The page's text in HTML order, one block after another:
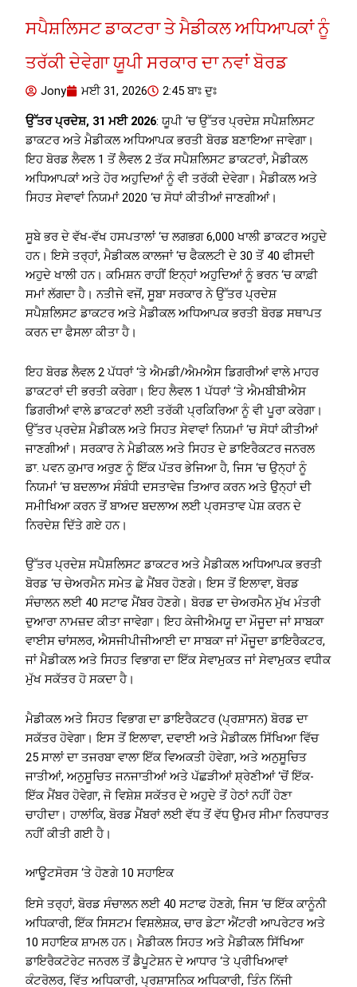
ਸਪੈਸ਼ਲਿਸਟ ਡਾਕਟਰਾ ਤੇ ਮੈਡੀਕਲ ਅਧਿਆਪਕਾਂ ਨੂੰ
ਤਰੱਕੀ ਦੇਵੇਗਾ ਯੂਪੀ ਸਰਕਾਰ ਦਾ ਨਵਾਂ ਬੋਰਡ
Jony ਮਈ 31, 2026 2:45 ਬਾਃ ਦੁਃ
ਉੱਤਰ ਪ੍ਰਦੇਸ਼, 31 ਮਈ 2026: ਯੂਪੀ ‘ਚ ਉੱਤਰ ਪ੍ਰਦੇਸ਼ ਸਪੈਸ਼ਲਿਸਟ
ਡਾਕਟਰ ਅਤੇ ਮੈਡੀਕਲ ਅਧਿਆਪਕ ਭਰਤੀ ਬੋਰਡ ਬਣਾਇਆ ਜਾਵੇਗਾ।
ਇਹ ਬੋਰਡ ਲੈਵਲ 1 ਤੋਂ ਲੈਵਲ 2 ਤੱਕ ਸਪੈਸ਼ਲਿਸਟ ਡਾਕਟਰਾਂ, ਮੈਡੀਕਲ
ਅਧਿਆਪਕਾਂ ਅਤੇ ਹੋਰ ਅਹੁਦਿਆਂ ਨੂੰ ਵੀ ਤਰੱਕੀ ਦੇਵੇਗਾ। ਮੈਡੀਕਲ ਅਤੇ
ਸਿਹਤ ਸੇਵਾਵਾਂ ਨਿਯਮਾਂ 2020 ‘ਚ ਸੋਧਾਂ ਕੀਤੀਆਂ ਜਾਣਗੀਆਂ।
ਸੂਬੇ ਭਰ ਦੇ ਵੱਖ-ਵੱਖ ਹਸਪਤਾਲਾਂ ‘ਚ ਲਗਭਗ 6,000 ਖਾਲੀ ਡਾਕਟਰ ਅਹੁਦੇ
ਹਨ। ਇਸੇ ਤਰ੍ਹਾਂ, ਮੈਡੀਕਲ ਕਾਲਜਾਂ ‘ਚ ਫੈਕਲਟੀ ਦੇ 30 ਤੋਂ 40 ਫੀਸਦੀ
ਅਹੁਦੇ ਖਾਲੀ ਹਨ। ਕਮਿਸ਼ਨ ਰਾਹੀਂ ਇਨ੍ਹਾਂ ਅਹੁਦਿਆਂ ਨੂੰ ਭਰਨ ‘ਚ ਕਾਫ਼ੀ
ਸਮਾਂ ਲੱਗਦਾ ਹੈ। ਨਤੀਜੇ ਵਜੋਂ, ਸੂਬਾ ਸਰਕਾਰ ਨੇ ਉੱਤਰ ਪ੍ਰਦੇਸ਼
ਸਪੈਸ਼ਲਿਸਟ ਡਾਕਟਰ ਅਤੇ ਮੈਡੀਕਲ ਅਧਿਆਪਕ ਭਰਤੀ ਬੋਰਡ ਸਥਾਪਤ
ਕਰਨ ਦਾ ਫੈਸਲਾ ਕੀਤਾ ਹੈ।
ਇਹ ਬੋਰਡ ਲੈਵਲ 2 ਪੱਧਰਾਂ ‘ਤੇ ਐਮਡੀ/ਐਮਐਸ ਡਿਗਰੀਆਂ ਵਾਲੇ ਮਾਹਰ
ਡਾਕਟਰਾਂ ਦੀ ਭਰਤੀ ਕਰੇਗਾ। ਇਹ ਲੈਵਲ 1 ਪੱਧਰਾਂ ‘ਤੇ ਐਮਬੀਬੀਐਸ
ਡਿਗਰੀਆਂ ਵਾਲੇ ਡਾਕਟਰਾਂ ਲਈ ਤਰੱਕੀ ਪ੍ਰਕਿਰਿਆ ਨੂੰ ਵੀ ਪੂਰਾ ਕਰੇਗਾ।
ਉੱਤਰ ਪ੍ਰਦੇਸ਼ ਮੈਡੀਕਲ ਅਤੇ ਸਿਹਤ ਸੇਵਾਵਾਂ ਨਿਯਮਾਂ ‘ਚ ਸੋਧਾਂ ਕੀਤੀਆਂ
ਜਾਣਗੀਆਂ। ਸਰਕਾਰ ਨੇ ਮੈਡੀਕਲ ਅਤੇ ਸਿਹਤ ਦੇ ਡਾਇਰੈਕਟਰ ਜਨਰਲ
ਡਾ. ਪਵਨ ਕੁਮਾਰ ਅਰੁਣ ਨੂੰ ਇੱਕ ਪੱਤਰ ਭੇਜਿਆ ਹੈ, ਜਿਸ ‘ਚ ਉਨ੍ਹਾਂ ਨੂੰ
ਨਿਯਮਾਂ ‘ਚ ਬਦਲਾਅ ਸੰਬੰਧੀ ਦਸਤਾਵੇਜ਼ ਤਿਆਰ ਕਰਨ ਅਤੇ ਉਨ੍ਹਾਂ ਦੀ
ਸਮੀਖਿਆ ਕਰਨ ਤੋਂ ਬਾਅਦ ਬਦਲਾਅ ਲਈ ਪ੍ਰਸਤਾਵ ਪੇਸ਼ ਕਰਨ ਦੇ
ਨਿਰਦੇਸ਼ ਦਿੱਤੇ ਗਏ ਹਨ।
ਉੱਤਰ ਪ੍ਰਦੇਸ਼ ਸਪੈਸ਼ਲਿਸਟ ਡਾਕਟਰ ਅਤੇ ਮੈਡੀਕਲ ਅਧਿਆਪਕ ਭਰਤੀ
ਬੋਰਡ ‘ਚ ਚੇਅਰਮੈਨ ਸਮੇਤ ਛੇ ਮੈਂਬਰ ਹੋਣਗੇ। ਇਸ ਤੋਂ ਇਲਾਵਾ, ਬੋਰਡ
ਸੰਚਾਲਨ ਲਈ 40 ਸਟਾਫ ਮੈਂਬਰ ਹੋਣਗੇ। ਬੋਰਡ ਦਾ ਚੇਅਰਮੈਨ ਮੁੱਖ ਮੰਤਰੀ
ਦੁਆਰਾ ਨਾਮਜ਼ਦ ਕੀਤਾ ਜਾਵੇਗਾ। ਇਹ ਕੇਜੀਐਮਯੂ ਦਾ ਮੌਜੂਦਾ ਜਾਂ ਸਾਬਕਾ
ਵਾਈਸ ਚਾਂਸਲਰ, ਐਸਜੀਪੀਜੀਆਈ ਦਾ ਸਾਬਕਾ ਜਾਂ ਮੌਜੂਦਾ ਡਾਇਰੈਕਟਰ,
ਜਾਂ ਮੈਡੀਕਲ ਅਤੇ ਸਿਹਤ ਵਿਭਾਗ ਦਾ ਇੱਕ ਸੇਵਾਮੁਕਤ ਜਾਂ ਸੇਵਾਮੁਕਤ ਵਧੀਕ
ਮੁੱਖ ਸਕੱਤਰ ਹੋ ਸਕਦਾ ਹੈ।
ਮੈਡੀਕਲ ਅਤੇ ਸਿਹਤ ਵਿਭਾਗ ਦਾ ਡਾਇਰੈਕਟਰ (ਪ੍ਰਸ਼ਾਸਨ) ਬੋਰਡ ਦਾ
ਸਕੱਤਰ ਹੋਵੇਗਾ। ਇਸ ਤੋਂ ਇਲਾਵਾ, ਦਵਾਈ ਅਤੇ ਮੈਡੀਕਲ ਸਿੱਖਿਆ ਵਿੱਚ
25 ਸਾਲਾਂ ਦਾ ਤਜਰਬਾ ਵਾਲਾ ਇੱਕ ਵਿਅਕਤੀ ਹੋਵੇਗਾ, ਅਤੇ ਅਨੁਸੂਚਿਤ
ਜਾਤੀਆਂ, ਅਨੁਸੂਚਿਤ ਜਨਜਾਤੀਆਂ ਅਤੇ ਪੱਛੜੀਆਂ ਸ਼੍ਰੇਣੀਆਂ ‘ਚੋਂ ਇੱਕ-
ਇੱਕ ਮੈਂਬਰ ਹੋਵੇਗਾ, ਜੋ ਵਿਸ਼ੇਸ਼ ਸਕੱਤਰ ਦੇ ਅਹੁਦੇ ਤੋਂ ਹੇਠਾਂ ਨਹੀਂ ਹੋਣਾ
ਚਾਹੀਦਾ। ਹਾਲਾਂਕਿ, ਬੋਰਡ ਮੈਂਬਰਾਂ ਲਈ ਵੱਧ ਤੋਂ ਵੱਧ ਉਮਰ ਸੀਮਾ ਨਿਰਧਾਰਤ
ਨਹੀਂ ਕੀਤੀ ਗਈ ਹੈ।
ਆਊਟਸੋਰਸ ‘ਤੇ ਹੋਣਗੇ 10 ਸਹਾਇਕ
ਇਸੇ ਤਰ੍ਹਾਂ, ਬੋਰਡ ਸੰਚਾਲਨ ਲਈ 40 ਸਟਾਫ ਹੋਣਗੇ, ਜਿਸ ‘ਚ ਇੱਕ ਕਾਨੂੰਨੀ
ਅਧਿਕਾਰੀ, ਇੱਕ ਸਿਸਟਮ ਵਿਸ਼ਲੇਸ਼ਕ, ਚਾਰ ਡੇਟਾ ਐਂਟਰੀ ਆਪਰੇਟਰ ਅਤੇ
10 ਸਹਾਇਕ ਸ਼ਾਮਲ ਹਨ। ਮੈਡੀਕਲ ਸਿਹਤ ਅਤੇ ਮੈਡੀਕਲ ਸਿੱਖਿਆ
ਡਾਇਰੈਕਟੋਰੇਟ ਜਨਰਲ ਤੋਂ ਡੈਪੂਟੇਸ਼ਨ ਦੇ ਆਧਾਰ ‘ਤੇ ਪ੍ਰੀਖਿਆਵਾਂ
ਕੰਟਰੋਲਰ, ਵਿੱਤ ਅਧਿਕਾਰੀ, ਪ੍ਰਸ਼ਾਸਨਿਕ ਅਧਿਕਾਰੀ, ਤਿੰਨ ਨਿੱਜੀ